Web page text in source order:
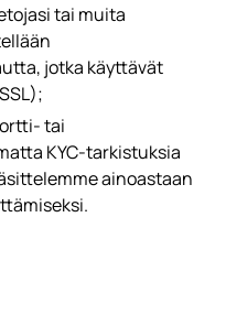
tai muita
jotka käyttävät
tai
KYC-tarkistuksia
ainoastaan